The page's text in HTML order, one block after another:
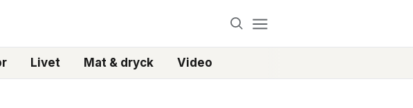
Livet Mat & dryck Video